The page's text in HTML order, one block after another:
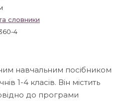
словники
4
навчальним посібником
1-4 класів. Він містить
до програми